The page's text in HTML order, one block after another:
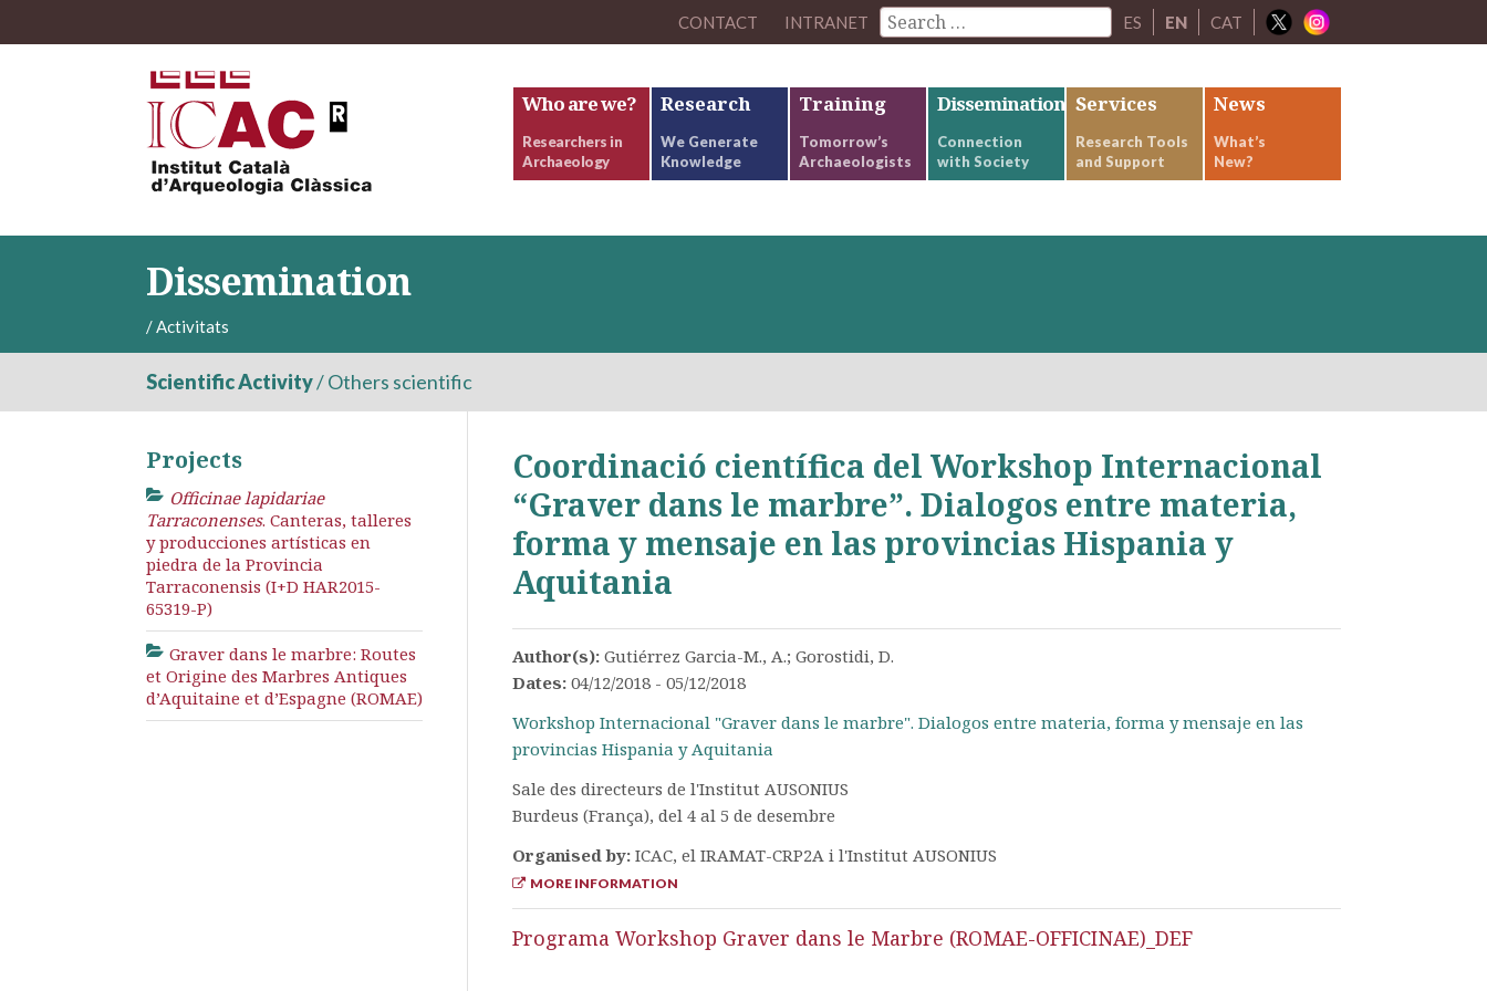
CONTACT INTRANET ES EN CAT
Who are we?
Researchers in
Archaeology
Research
We Generate
Knowledge
Training
Tomorrow’s
Archaeologists
Dissemination
Connection
with Society
Services
Research Tools
and Support
News
What’s
New?
Dissemination
/Activitats
Scientific Activity/Others scientific
Coordinació científica del Workshop Internacional
“Graver dans le marbre”. Dialogos entre materia,
forma y mensaje en las provincias Hispania y
Aquitania
Author(s): Gutiérrez Garcia-M., A.; Gorostidi, D.
Dates: 04/12/2018 - 05/12/2018
Workshop Internacional "Graver dans le marbre". Dialogos entre materia, forma y mensaje en las
provincias Hispania y Aquitania
Sale des directeurs de l'Institut AUSONIUS
Burdeus (França), del 4 al 5 de desembre
Organised by: ICAC, el IRAMAT-CRP2A i l'Institut AUSONIUS
MORE INFORMATION
Programa Workshop Graver dans le Marbre (ROMAE-OFFICINAE)_DEF
Projects
Officinae lapidariae
Tarraconenses. Canteras, talleres
y producciones artísticas en
piedra de la Provincia
Tarraconensis (I+D HAR2015-
65319-P)
Graver dans le marbre: Routes
et Origine des Marbres Antiques
d’Aquitaine et d’Espagne (ROMAE)